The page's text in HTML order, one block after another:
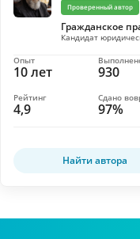
Проверенный автор
Гражданское
Кандидат
10 лет
Опыт
930
4,9
Рейтинг
97%
Сдано
Найти автора